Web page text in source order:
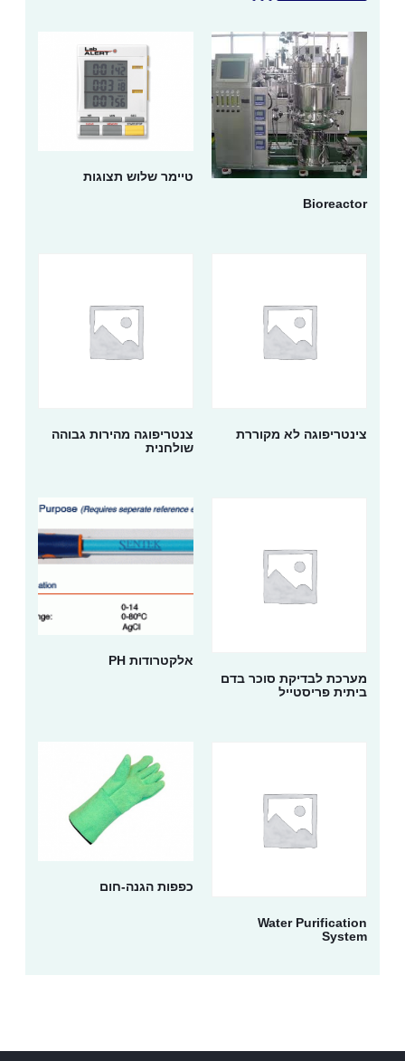
Bioreactor
טיימר שלוש תצוגות
צינטריפוגה לא מקוררת
צנטריפוגה מהירות גבוהה
שולחנית
מערכת לבדיקת סוכר בדם
ביתית פריסטייל
אלקטרודות PH
Water Purification
System
כפפות הגנה-חום